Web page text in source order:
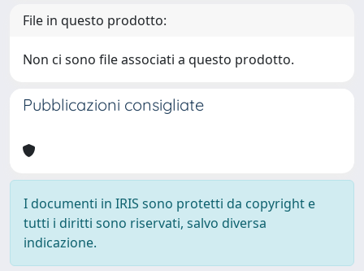
File in questo prodotto:
Non ci sono file associati a questo prodotto.
Pubblicazioni consigliate
I documenti in IRIS sono protetti da copyright e
tutti i diritti sono riservati, salvo diversa
indicazione.